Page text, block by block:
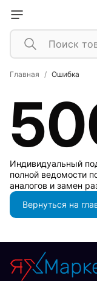
Главная Ошибка
Индивидуальный
полной ведомости
аналогов и замен
Вернуться на